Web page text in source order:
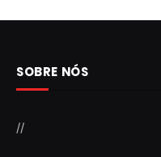
SOBRE NÓS
//